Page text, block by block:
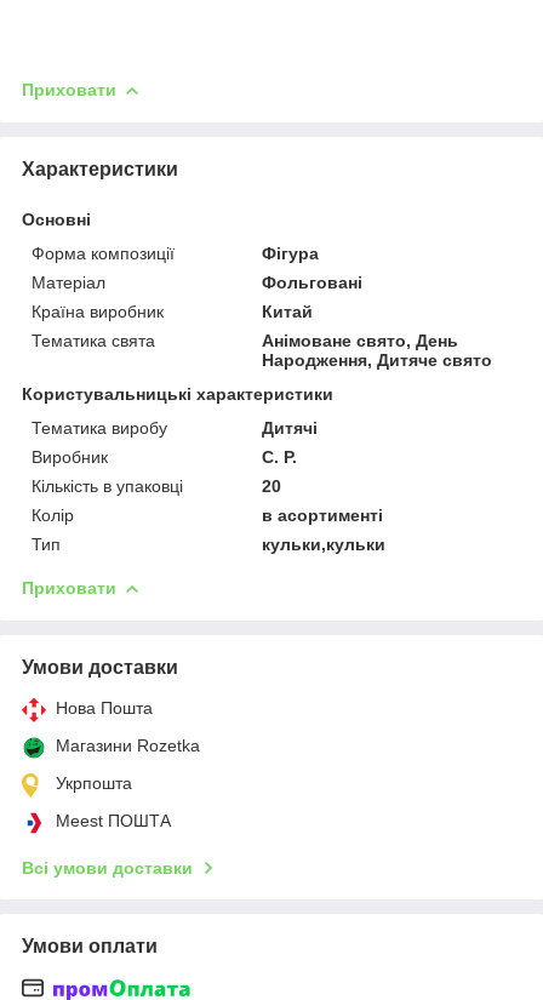
Приховати
Характеристики
Основні
Форма композиції
Фігура
Матеріал
Фольговані
Країна виробник
Китай
Тематика свята
Анімоване свято, День
Народження, Дитяче свято
Користувальницькі характеристики
Тематика виробу
Дитячі
Виробник
С. Р.
Кількість в упаковці
20
Колір
в асортименті
Тип
кульки,кульки
Приховати
Умови доставки
Нова Пошта
Магазини Rozetka
Укрпошта
Meest ПОШТА
Всі умови доставки
Умови оплати